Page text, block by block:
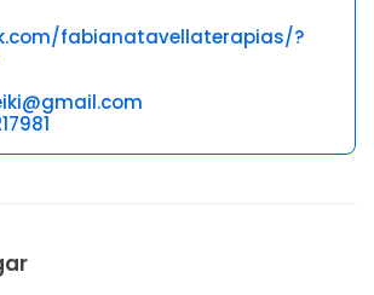
fabianatavellaterapias/?